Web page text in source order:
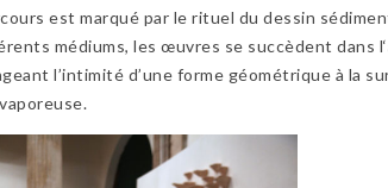
est marqué par le rituel du dessin
médiums, les œuvres se succèdent dans
l’intimité d’une forme géométrique à la